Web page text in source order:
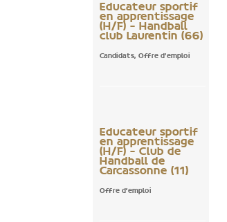
Educateur sportif
en apprentissage
(H/F) – Handball
club Laurentin (66)
Candidats,Offre d'emploi
Educateur sportif
en apprentissage
(H/F) – Club de
Handball de
Carcassonne (11)
Offre d'emploi